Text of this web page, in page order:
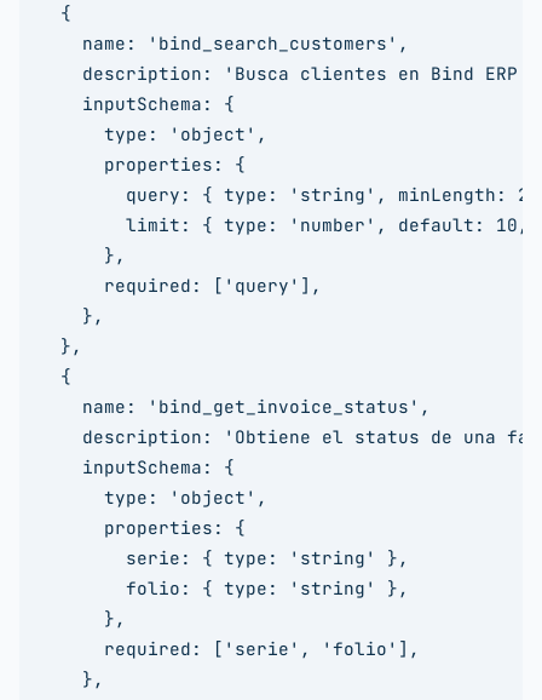
  {
    name: 'bind_search_customers',
description: 'Busca clientes en Bind ERP
    inputSchema: {
      type: 'object',
      properties: {
query: { type: 'string', minLength: 2
limit: { type: 'number', default: 10,
      },
      required: ['query'],
    },
  },
  {
    name: 'bind_get_invoice_status',
description: 'Obtiene el status de una
    inputSchema: {
      type: 'object',
      properties: {
        serie: { type: 'string' },
        folio: { type: 'string' },
      },
      required: ['serie', 'folio'],
    },